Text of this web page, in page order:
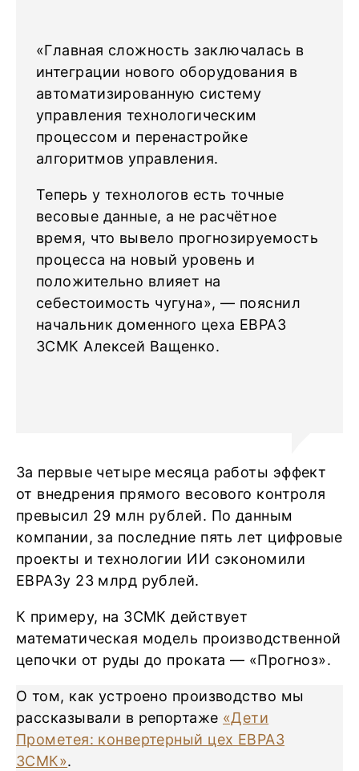
«Главная сложность заключалась в
интеграции нового оборудования в
автоматизированную систему
управления технологическим
процессом и перенастройке
алгоритмов управления.
Теперь у технологов есть точные
весовые данные, а не расчётное
время, что вывело прогнозируемость
процесса на новый уровень и
положительно влияет на
себестоимость чугуна», — пояснил
начальник доменного цеха ЕВРАЗ
ЗСМК Алексей Ващенко.
За первые четыре месяца работы эффект
от внедрения прямого весового контроля
превысил 29 млн рублей. По данным
компании, за последние пять лет цифровые
проекты и технологии ИИ сэкономили
ЕВРАЗу 23 млрд рублей.
К примеру, на ЗСМК действует
математическая модель производственной
цепочки от руды до проката — «Прогноз».
О том, как устроено производство мы
рассказывали в репортаже «Дети
Прометея: конвертерный цех ЕВРАЗ
ЗСМК».